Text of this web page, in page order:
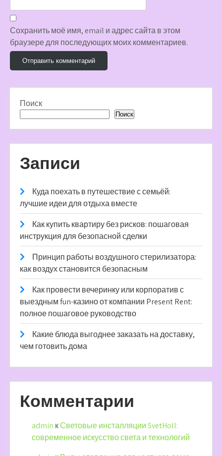
Сохранить моё имя, email и адрес сайта в этом
браузере для последующих моих комментариев.
Поиск
Поиск
Записи
Куда поехать в путешествие с семьёй:
лучшие идеи для отдыха вместе
Как купить квартиру без рисков: пошаговая
инструкция для безопасной сделки
Принцип работы воздушного стерилизатора:
как воздух становится безопасным
Как провести вечеринку или корпоратив с
выездным fun-казино от компании Present Rent:
полное пошаговое руководство
Какие блюда выгоднее заказать на доставку,
чем готовить дома
Комментарии
admin кСветовые инсталляции SvetHoll:
современное искусство света и технологий